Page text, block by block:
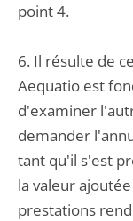
point 4.
6. Il résulte de
Aequatio est
d'examiner
demander
tant qu'il s'est
la valeur
prestations